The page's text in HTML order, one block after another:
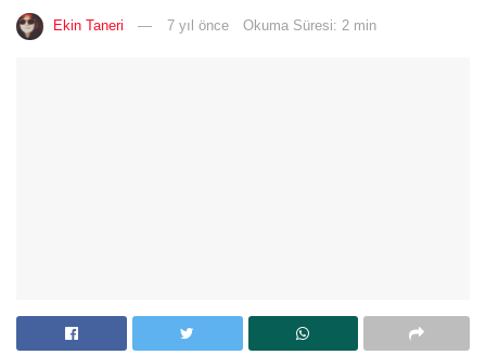
Ekin Taneri 7 yıl önce Okuma Süresi: 2 min